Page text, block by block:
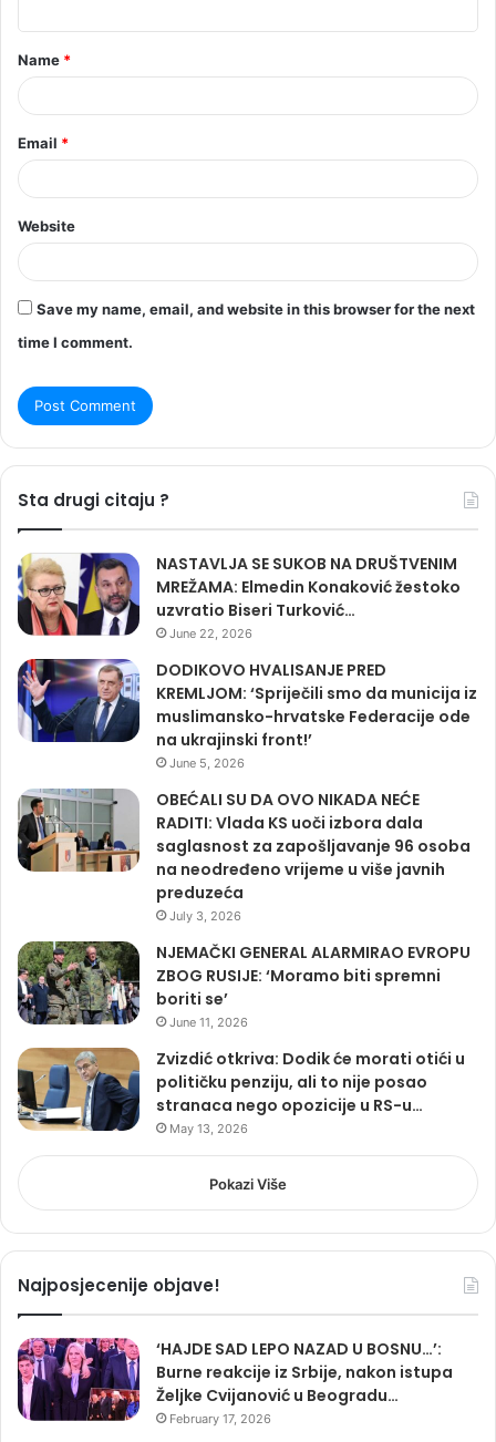
t
*
Name *
Email *
Website
Save my name, email, and website in this browser for the next
time I comment.
Sta drugi citaju ?
NASTAVLJA SE SUKOB NA DRUŠTVENIM
MREŽAMA: Elmedin Konaković žestoko
uzvratio Biseri Turković…
June 22, 2026
DODIKOVO HVALISANJE PRED
KREMLJOM: ‘Spriječili smo da municija iz
muslimansko-hrvatske Federacije ode
na ukrajinski front!’
June 5, 2026
OBEĆALI SU DA OVO NIKADA NEĆE
RADITI: Vlada KS uoči izbora dala
saglasnost za zapošljavanje 96 osoba
na neodređeno vrijeme u više javnih
preduzeća
July 3, 2026
NJEMAČKI GENERAL ALARMIRAO EVROPU
ZBOG RUSIJE: ‘Moramo biti spremni
boriti se’
June 11, 2026
Zvizdić otkriva: Dodik će morati otići u
političku penziju, ali to nije posao
stranaca nego opozicije u RS-u…
May 13, 2026
Pokazi Više
Najposjecenije objave!
‘HAJDE SAD LEPO NAZAD U BOSNU…’:
Burne reakcije iz Srbije, nakon istupa
Željke Cvijanović u Beogradu…
February 17, 2026